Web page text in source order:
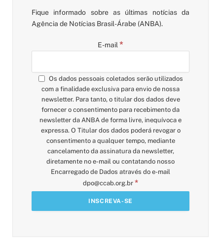
Fique informado sobre as últimas notícias da
Agência de Notícias Brasil-Árabe (ANBA).
E-mail*
Os dados pessoais coletados serão utilizados
com a finalidade exclusiva para envio de nossa
newsletter. Para tanto, o titular dos dados deve
fornecer o consentimento para recebimento da
newsletter da ANBA de forma livre, inequívoca e
expressa. O Titular dos dados poderá revogar o
consentimento a qualquer tempo, mediante
cancelamento da assinatura da newsletter,
diretamente no e-mail ou contatando nosso
Encarregado de Dados através do e-mail
dpo@ccab.org.br *